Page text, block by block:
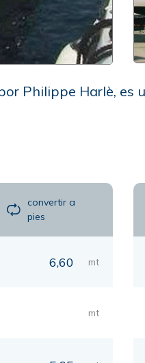
Philippe Harlè, es
convertir a
pies
6,60 mt
mt